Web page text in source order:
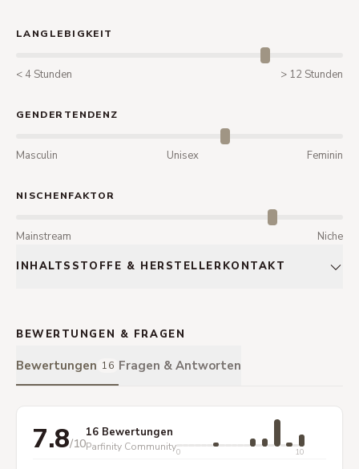
LANGLEBIGKEIT
< 4 Stunden > 12 Stunden
GENDERTENDENZ
Masculin Unisex Feminin
NISCHENFAKTOR
Mainstream Niche
INHALTSSTOFFE & HERSTELLERKONTAKT
BEWERTUNGEN & FRAGEN
Bewertungen 16 Fragen & Antworten
7.8/10
16 Bewertungen
Parfinity Community0 10